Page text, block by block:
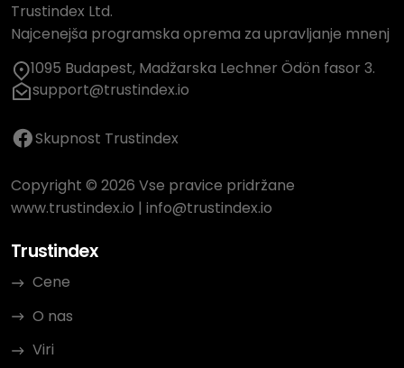
Trustindex Ltd.
Najcenejša programska oprema za upravljanje mnenj
1095 Budapest, Madžarska Lechner Ödön fasor 3.
support@trustindex.io
Skupnost Trustindex
Copyright © 2026 Vse pravice pridržane
www.trustindex.io | info@trustindex.io
Trustindex
Cene
O nas
Viri